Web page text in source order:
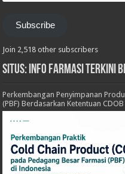
Subscribe
Join 2,518 other subscribers
Situs: Info Farmasi Terkini
Perkembangan Penyimpanan
(PBF) Berdasarkan Ketentuan